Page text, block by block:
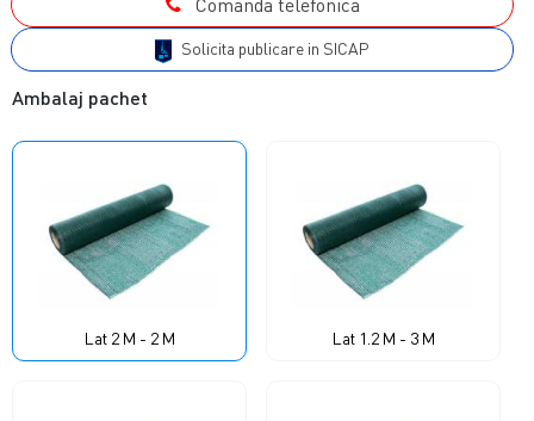
Comanda telefonica
Solicita publicare in SICAP
Ambalaj pachet
Lat 2 M - 2 M Lat 1.2 M - 3 M